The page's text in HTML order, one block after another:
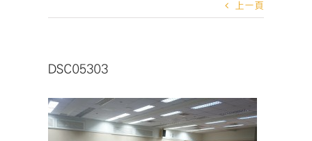
上一頁
DSC05303